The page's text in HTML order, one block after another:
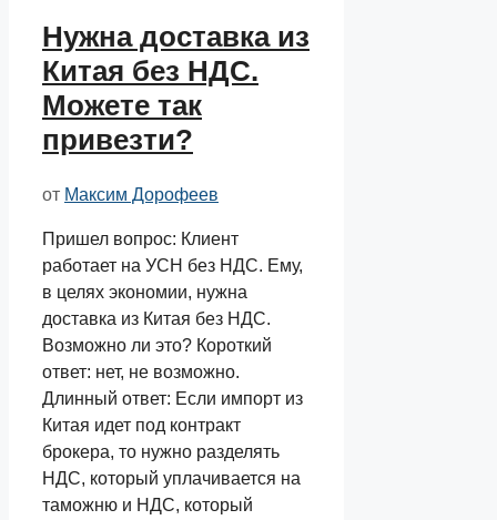
Нужна доставка из
Китая без НДС.
Можете так
привезти?
от Максим Дорофеев
Пришел вопрос: Клиент
работает на УСН без НДС. Ему,
в целях экономии, нужна
доставка из Китая без НДС.
Возможно ли это? Короткий
ответ: нет, не возможно.
Длинный ответ: Если импорт из
Китая идет под контракт
брокера, то нужно разделять
НДС, который уплачивается на
таможню и НДС, который